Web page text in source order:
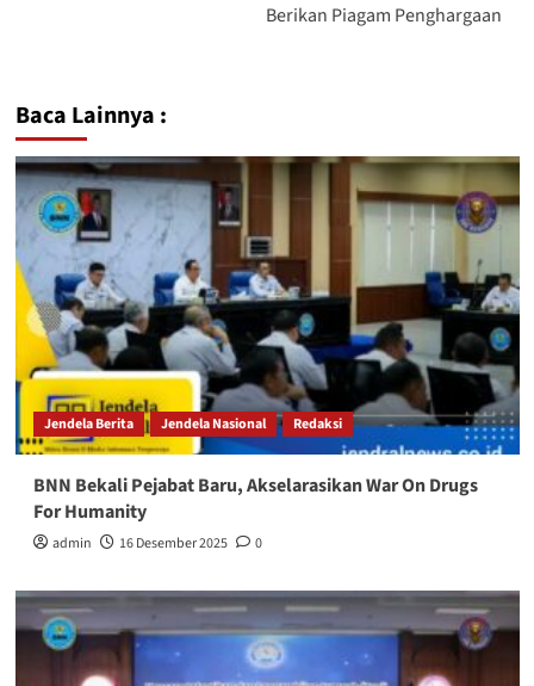
Berikan Piagam Penghargaan
Baca Lainnya :
Jendela Berita Jendela Nasional Redaksi
BNN Bekali Pejabat Baru, Akselarasikan War On Drugs
For Humanity
admin 16 Desember 2025 0